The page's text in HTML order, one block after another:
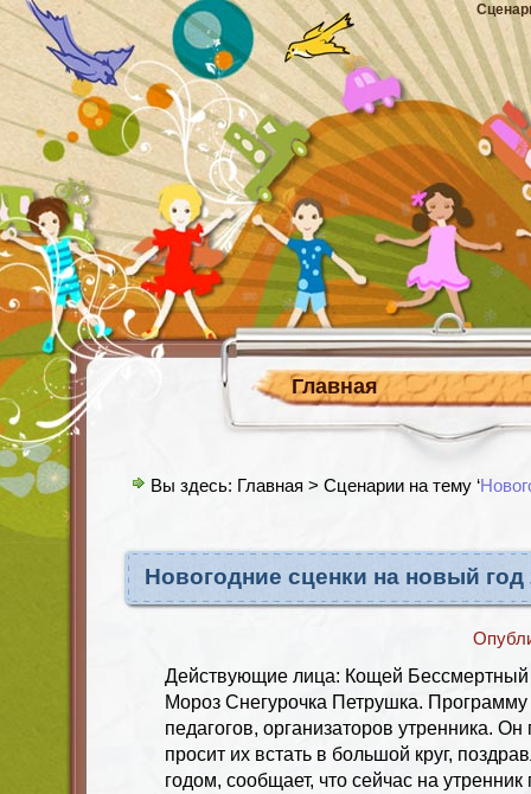
Главная
Вы здесь: Главная > Сценарии на тему ‘
Новогодние сценки на новый год
Действующие лица: Кощей
Мороз Снегурочка Петрушка. Программу
педагогов, организаторов утренника. Он
просит их встать в большой круг,
годом, сообщает, что сейчас на